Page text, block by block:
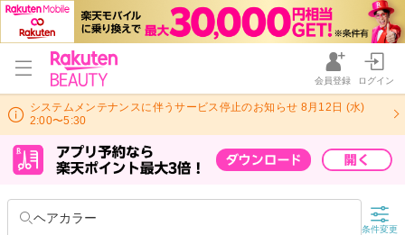
会員登録 ログイン
システムメンテナンスに伴うサービス停止のお知らせ 8月12日 (水)
2:00〜5:30
ヘアカラー
条件変更